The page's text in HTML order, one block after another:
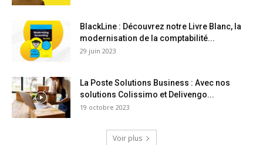
BlackLine : Découvrez notre Livre Blanc, la
modernisation de la comptabilité...
29 juin 2023
La Poste Solutions Business : Avec nos
solutions Colissimo et Delivengo...
19 octobre 2023
Voir plus